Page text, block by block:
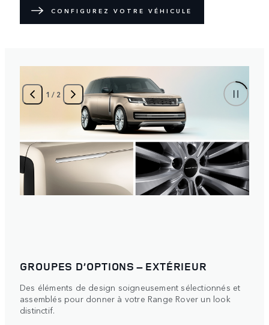
CONFIGUREZ VOTRE VÉHICULE
1 / 2
GROUPES D’OPTIONS – EXTÉRIEUR
Des éléments de design soigneusement sélectionnés et
assemblés pour donner à votre Range Rover un look
distinctif.